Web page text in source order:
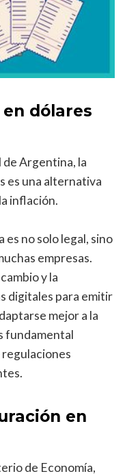
dólares
Argentina, la
es una alternativa
inflación.
no solo legal, sino
empresas.
y la
digitales para emitir
mejor a la
fundamental
en
de Economía,